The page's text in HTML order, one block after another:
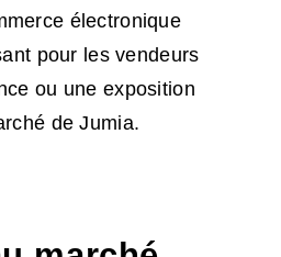
électronique
pour les vendeurs
ou une exposition
de Jumia.